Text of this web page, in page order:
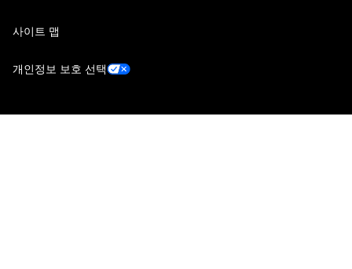
사이트 맵
개인정보 보호 선택